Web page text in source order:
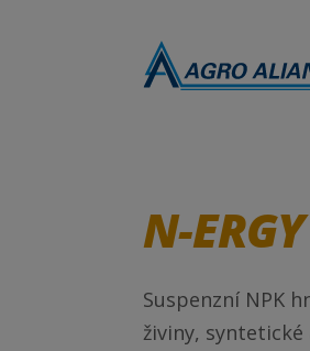
N-
Suspenzní NPK
živiny, syntetické